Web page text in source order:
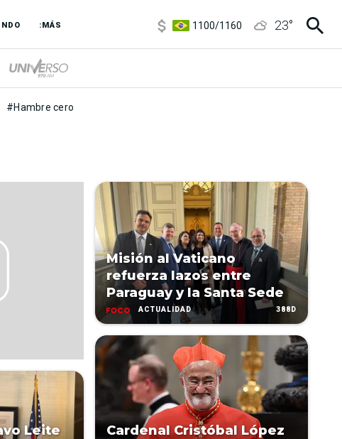
:MÁS
1100/1160
23°
#Hambre cero
Leite
Misión al Vaticano
refuerza lazos entre
Paraguay y la Santa Sede
ACTUALIDAD 388D
Cardenal Cristóbal López